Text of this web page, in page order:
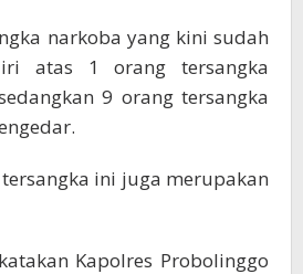
narkoba yang kini sudah
atas 1 orang tersangka
9 orang tersangka
ini juga merupakan
Kapolres Probolinggo